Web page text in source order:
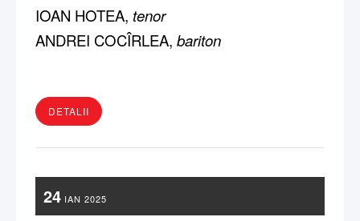
IOAN HOTEA, tenor
ANDREI COCÎRLEA, bariton
DETALII
24 IAN 2025